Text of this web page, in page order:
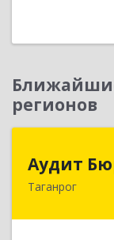
регионов
Аудит
Таганрог